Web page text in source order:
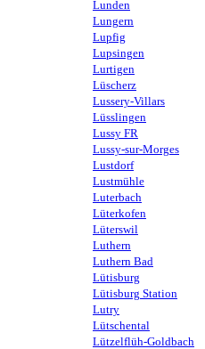
Lunden
Lungern
Lupfig
Lupsingen
Lurtigen
Lüscherz
Lussery-Villars
Lüsslingen
Lussy FR
Lussy-sur-Morges
Lustdorf
Lustmühle
Luterbach
Lüterkofen
Lüterswil
Luthern
Luthern Bad
Lütisburg
Lütisburg Station
Lutry
Lütschental
Lützelflüh-Goldbach